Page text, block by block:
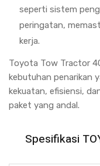
seperti sistem
peringatan,
kerja.
Toyota Tow Tractor
kebutuhan penarikan
kekuatan, efisiensi,
paket yang andal.
Spesifikasi